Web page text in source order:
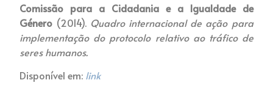
Comissão para a Cidadania e a Igualdade de
Género (2014). Quadro internacional de ação para
implementação do protocolo relativo ao tráfico de
seres humanos.
Disponível em: link